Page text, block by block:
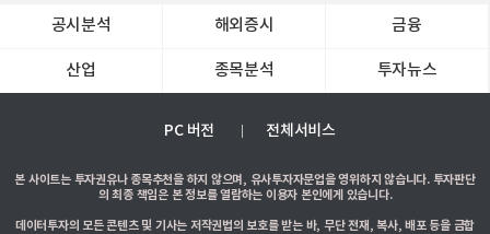
공시분석 해외증시 금융
산업 종목분석 투자뉴스
PC 버전 전체서비스
본 사이트는 투자권유나 종목추천을 하지 않으며, 유사투자자문업을 영위하지 않습니다. 투자판단
의 최종 책임은 본 정보를 열람하는 이용자 본인에게 있습니다.
데이터투자의 모든 콘텐츠 및 기사는 저작권법의 보호를 받는 바, 무단 전재, 복사, 배포 등을 금합